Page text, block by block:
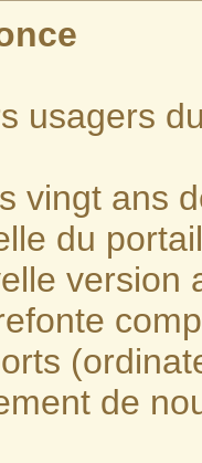
usagers
vingt ans
du
version
de